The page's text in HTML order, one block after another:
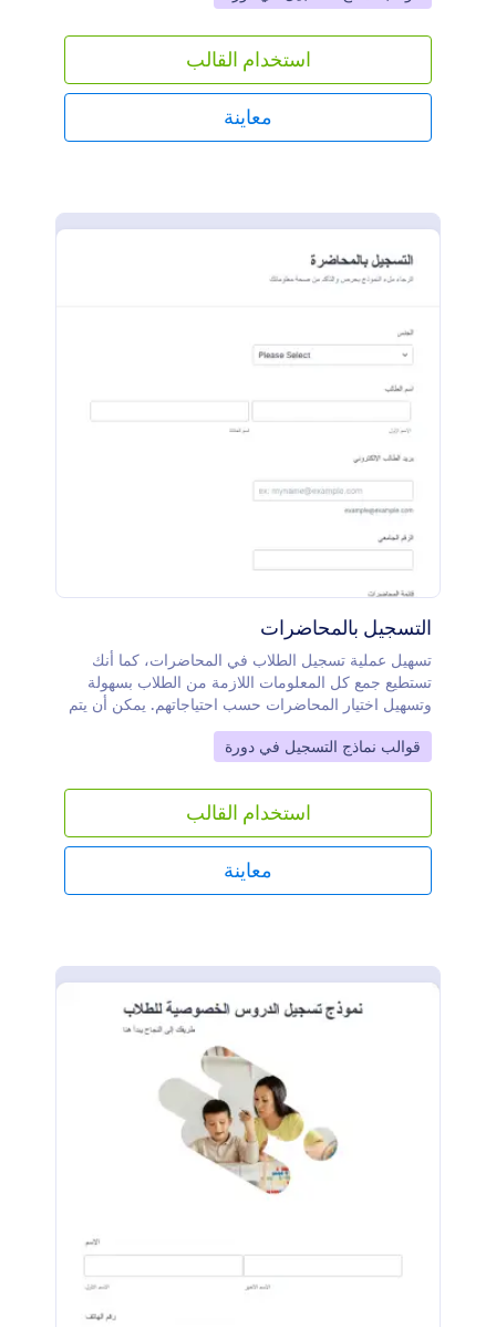
استخدام القالب
معاينة
التسجيل بالمحاضرات
تسهيل عملية تسجيل الطلاب في المحاضرات، كما أنك
تستطيع جمع كل المعلومات اللازمة من الطلاب بسهولة
وتسهيل اختيار المحاضرات حسب احتياجاتهم. يمكن أن يتم
تعديل النموذج ليتناسب مع المؤسسة الخاصة بك.
Go to Category:
قوالب نماذج التسجيل في دورة
استخدام القالب
معاينة